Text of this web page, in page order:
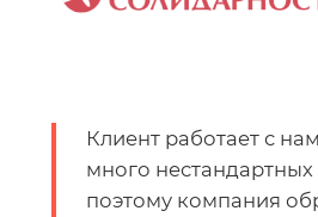
Клиент работает с нами
много
поэтому компания